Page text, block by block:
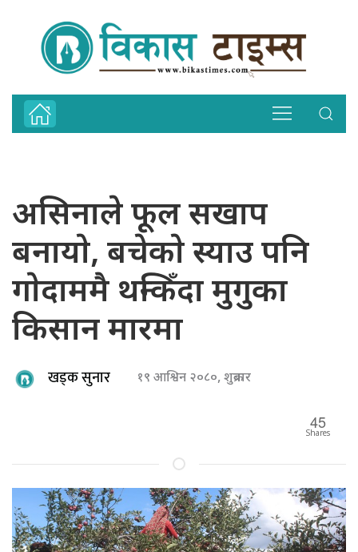
असिनाले फूल सखाप
बनायाे, बचेकाे स्याउ पनि
गाेदाममै थन्किँदा मुगुका
किसान मारमा
खड्क सुनार १९ आश्विन २०८०, शुक्रबार
45
Shares